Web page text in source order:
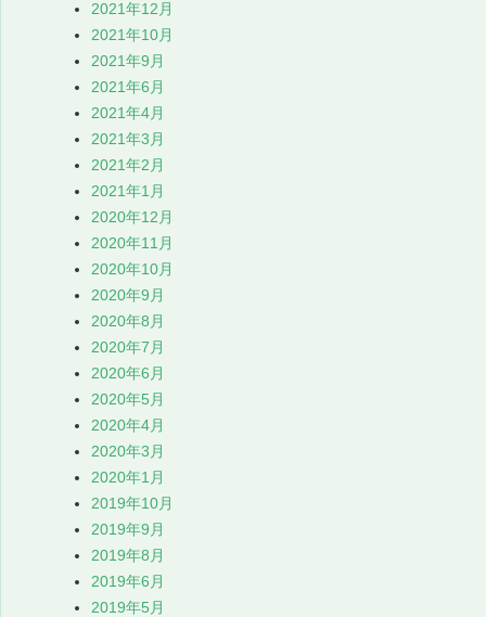
2021年12月
2021年10月
2021年9月
2021年6月
2021年4月
2021年3月
2021年2月
2021年1月
2020年12月
2020年11月
2020年10月
2020年9月
2020年8月
2020年7月
2020年6月
2020年5月
2020年4月
2020年3月
2020年1月
2019年10月
2019年9月
2019年8月
2019年6月
2019年5月